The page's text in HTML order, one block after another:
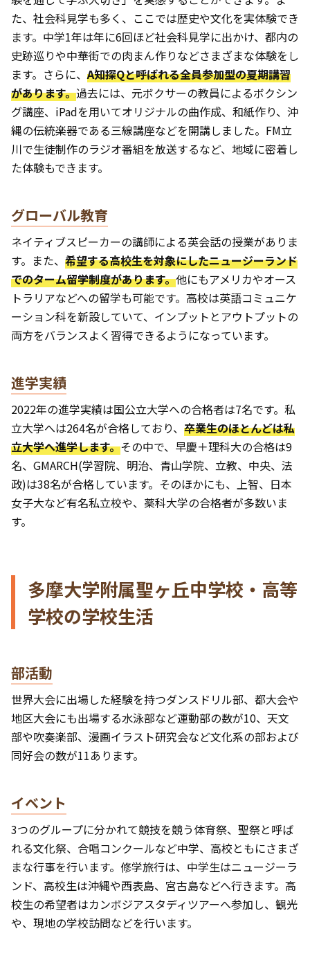
た、社会科見学も多く、ここでは歴史や文化を実体験でき
ます。中学1年は年に6回ほど社会科見学に出かけ、都内の
史跡巡りや中華街での肉まん作りなどさまざまな体験をし
ます。さらに、 A知探Qと呼ばれる全員参加型の夏期講習
があります。過去には、元ボクサーの教員によるボクシン
グ講座、iPadを用いてオリジナルの曲作成、和紙作り、沖
縄の伝統楽器である三線講座などを開講しました。FM立
川で生徒制作のラジオ番組を放送するなど、地域に密着し
た体験もできます。
グローバル教育
ネイティブスピーカーの講師による英会話の授業がありま
す。また、 希望する高校生を対象にしたニュージーランド
でのターム留学制度があります。他にもアメリカやオース
トラリアなどへの留学も可能です。高校は英語コミュニケ
ーション科を新設していて、インプットとアウトプットの
両方をバランスよく習得できるようになっています。
進学実績
2022年の進学実績は国公立大学への合格者は7名です。私
立大学へは264名が合格しており、 卒業生のほとんどは私
立大学へ進学します。その中で、早慶＋理科大の合格は9
名、GMARCH(学習院、明治、青山学院、立教、中央、法
政)は38名が合格しています。そのほかにも、上智、日本
女子大など有名私立校や、薬科大学の合格者が多数いま
す。
多摩大学附属聖ヶ丘中学校・高等
学校の学校生活
部活動
世界大会に出場した経験を持つダンスドリル部、都大会や
地区大会にも出場する水泳部など運動部の数が10、天文
部や吹奏楽部、漫画イラスト研究会など文化系の部および
同好会の数が11あります。
イベント
3つのグループに分かれて競技を競う体育祭、聖祭と呼ば
れる文化祭、合唱コンクールなど中学、高校ともにさまざ
まな行事を行います。修学旅行は、中学生はニュージーラ
ンド、高校生は沖縄や西表島、宮古島などへ行きます。高
校生の希望者はカンボジアスタディツアーへ参加し、観光
や、現地の学校訪問などを行います。